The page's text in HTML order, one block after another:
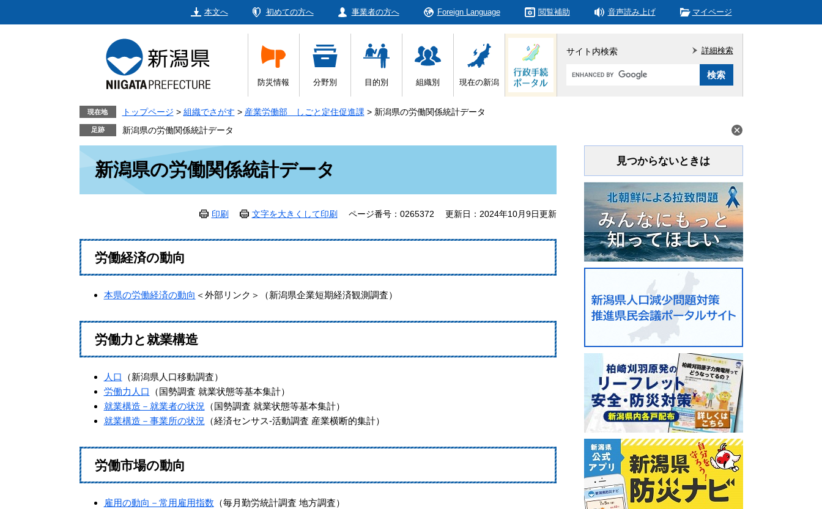
本文へ 初めての方へ 事業者の方へ Foreign Language 閲覧補助 音声読み上げ マイページ
防災情報 分野別 目的別 組織別 現在の新潟
サイト内検索
Google
詳細検索
現在地 トップページ > 組織でさがす > 産業労働部 しごと定住促進課 > 新潟県の労働関係統計データ
新潟県の労働関係統計データ
新潟県の労働関係統計データ
印刷 文字を大きくして印刷 ページ番号：0265372 更新日：2024年10月9日更新
労働経済の動向
本県の労働経済の動向 ＜外部リンク＞ （新潟県企業短期経済観測調査）
労働力と就業構造
人口 （新潟県人口移動調査）
労働力人口 （国勢調査 就業状態等基本集計）
就業構造－就業者の状況 （国勢調査 就業状態等基本集計）
就業構造－事業所の状況 （経済センサス-活動調査 産業横断的集計）
労働市場の動向
雇用の動向－常用雇用指数 （毎月勤労統計調査 地方調査）
見つからないときは